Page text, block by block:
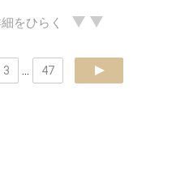
をひらく
3 47 next